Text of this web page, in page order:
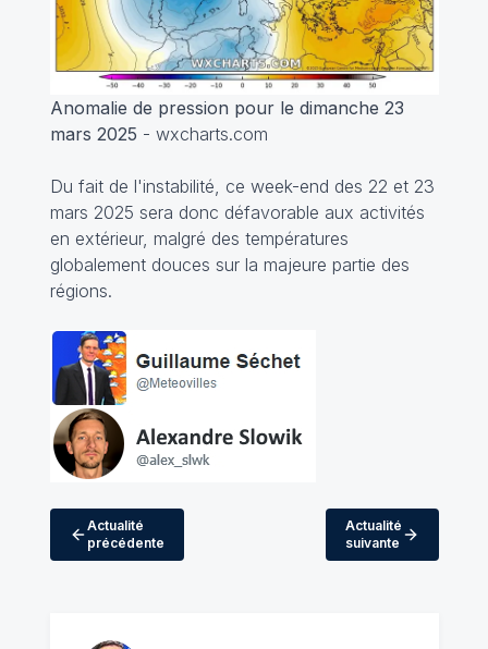
Anomalie de pression pour le dimanche 23
mars 2025 - wxcharts.com
Du fait de l'instabilité, ce week-end des 22 et 23
mars 2025 sera donc défavorable aux activités
en extérieur, malgré des températures
globalement douces sur la majeure partie des
régions.
Actualité
précédente
Actualité
suivante